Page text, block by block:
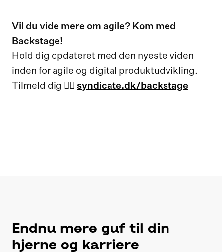
Vil du vide mere om agile? Kom med
Backstage!
Hold dig opdateret med den nyeste viden
inden for agile og digital produktudvikling.
Tilmeld dig 👉🏻 syndicate.dk/backstage
Endnu mere guf til din
hjerne og karriere